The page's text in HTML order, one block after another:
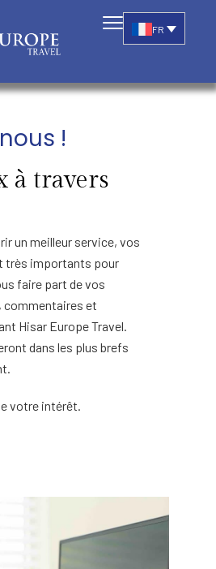
FR
!
à travers
un meilleur service, vos
très importants pour
faire part de vos
commentaires et
Hisar Europe Travel.
dans les plus brefs
votre intérêt.